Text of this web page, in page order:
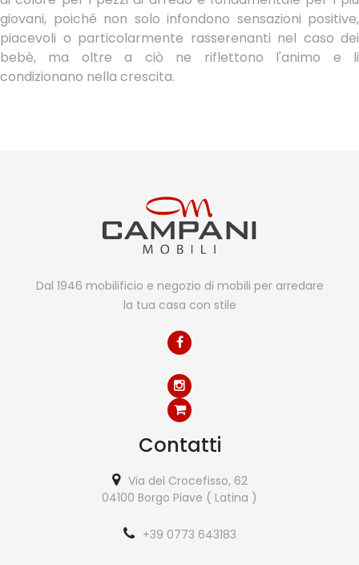
giovani, poiché non solo infondono sensazioni positive,
piacevoli o particolarmente rasserenanti nel caso dei
bebè, ma oltre a ciò ne riflettono l'animo e li
condizionano nella crescita.
Dal 1946 mobilificio e negozio di mobili per arredare
la tua casa con stile
Contatti
Via del Crocefisso, 62
04100 Borgo Piave ( Latina )
+39 0773 643183